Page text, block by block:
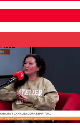
son moderados para
diálogo respetuoso.